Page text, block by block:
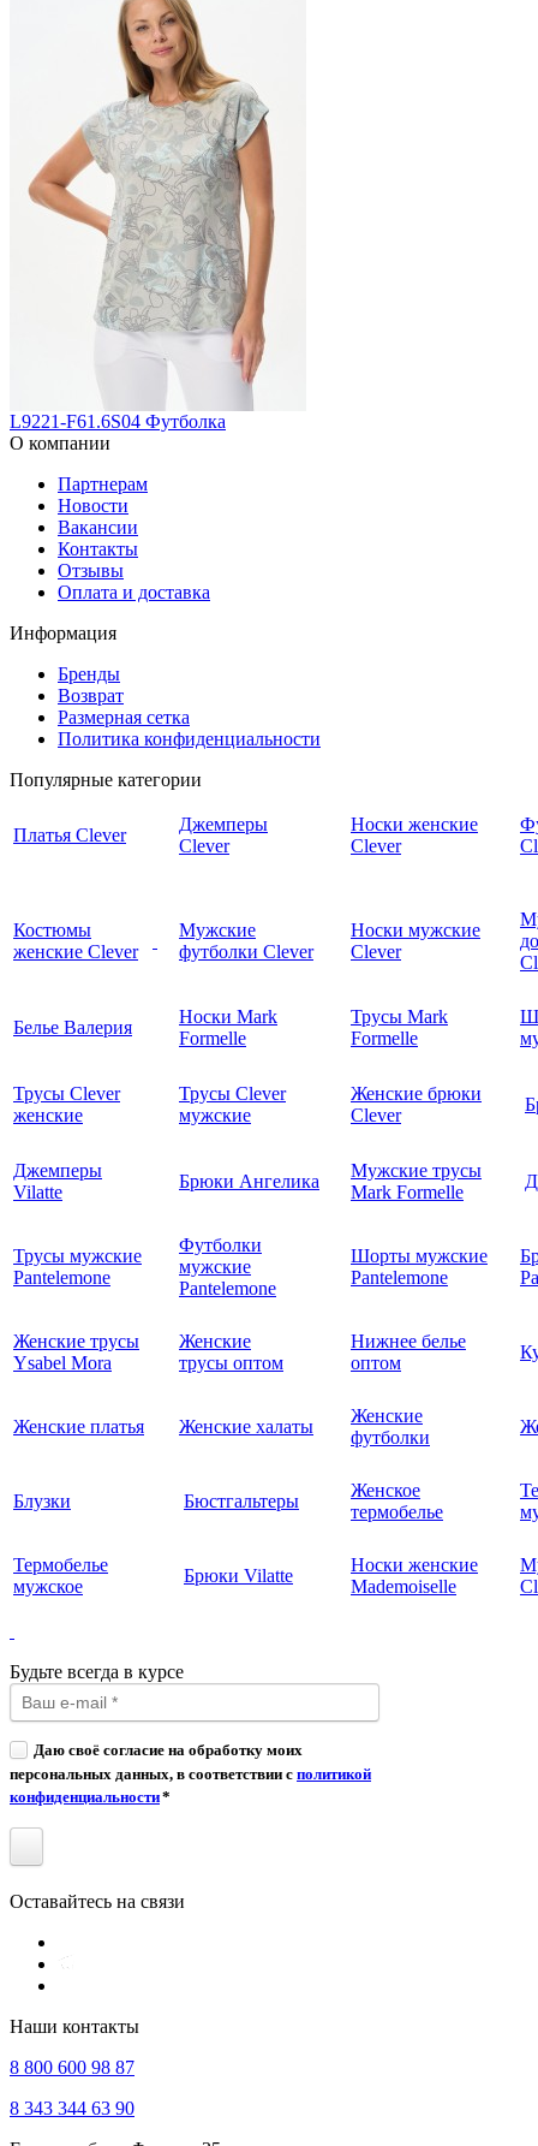
L9221-F61.6S04 Футболка
О компании
Партнерам
Новости
Вакансии
Контакты
Отзывы
Оплата и доставка
Информация
Бренды
Возврат
Размерная сетка
Политика конфиденциальности
Популярные категории
Платья Clever
Джемперы
Clever
Носки женские
Clever
Костюмы
женские Clever
Мужские
футболки Clever
Носки мужские
Clever
Белье Валерия
Носки Mark
Formelle
Трусы Mark
Formelle
Трусы Clever
женские
Трусы Clever
мужские
Женские брюки
Clever
Джемперы
Vilatte
Брюки Ангелика
Мужские трусы
Mark Formelle
Трусы мужские
Pantelemone
Футболки
мужские
Pantelemone
Шорты мужские
Pantelemone
Женские трусы
Ysabel Mora
Женские
трусы оптом
Нижнее белье
оптом
Женские платья Женские халаты
Женские
футболки
Блузки Бюстгальтеры
Женское
термобелье
Термобелье
мужское
Брюки Vilatte
Носки женские
Mademoiselle
Будьте всегда в курсе
Даю своё согласие на обработку моих
персональных данных, в соответствии с политикой
конфиденциальности*
Оставайтесь на связи
Наши контакты
8 800 600 98 87
8 343 344 63 90